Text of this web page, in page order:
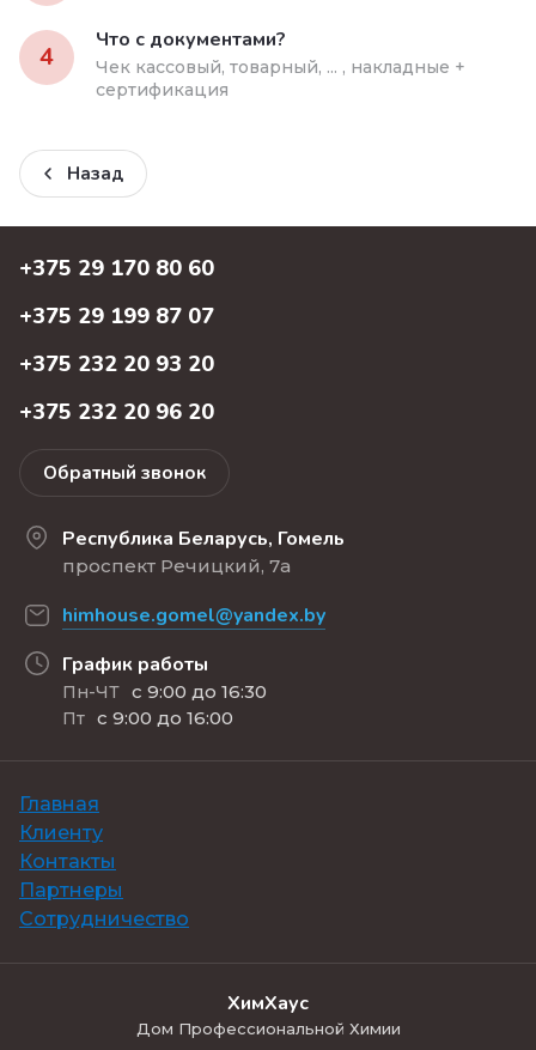
4
Что с документами?
Чек кассовый, товарный, ... , накладные +
сертификация
Назад
+375 29 170 80 60
+375 29 199 87 07
+375 232 20 93 20
+375 232 20 96 20
Обратный звонок
Республика Беларусь, Гомель
проспект Речицкий, 7а
himhouse.gomel@yandex.by
График работы
Пн-ЧТ с 9:00 до 16:30
Пт с 9:00 до 16:00
Главная
Клиенту
Контакты
Партнеры
Сотрудничество
ХимХаус
Дом Профессиональной Химии